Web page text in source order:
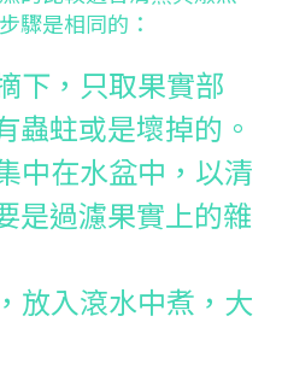
驟是相同的：
下，只取果實部
蟲蛀或是壞掉的。
中在水盆中，以清
是過濾果實上的雜
放入滾水中煮，大